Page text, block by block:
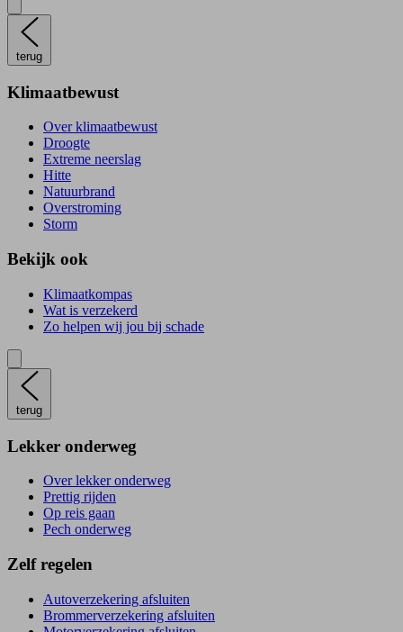
terug
Klimaatbewust
Over klimaatbewust
Droogte
Extreme neerslag
Hitte
Natuurbrand
Overstroming
Storm
Bekijk ook
Klimaatkompas
Wat is verzekerd
Zo helpen wij jou bij schade
terug
Lekker onderweg
Over lekker onderweg
Prettig rijden
Op reis gaan
Pech onderweg
Zelf regelen
Autoverzekering afsluiten
Brommerverzekering afsluiten